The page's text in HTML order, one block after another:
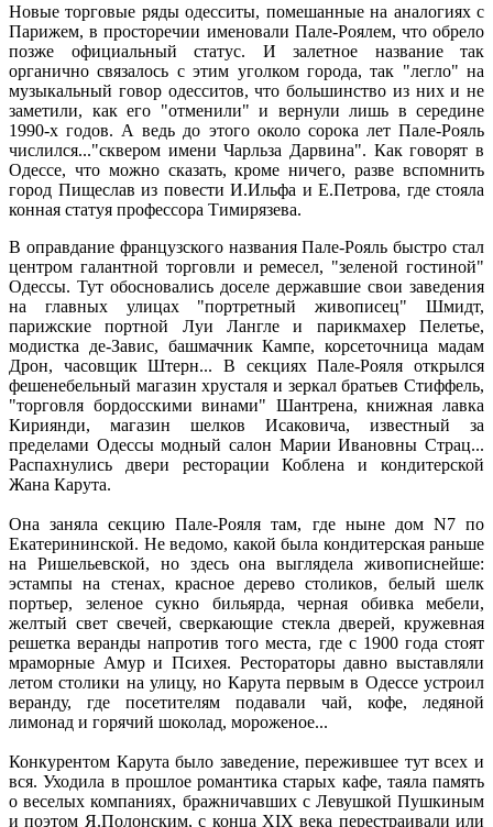
Новые торговые ряды одесситы, помешанные на аналогиях с
Парижем, в просторечии именовали Пале-Роялем, что обрело
позже официальный статус. И залетное название так
органично связалось с этим уголком города, так "легло" на
музыкальный говор одесситов, что большинство из них и не
заметили, как его "отменили" и вернули лишь в середине
1990-х годов. А ведь до этого около сорока лет Пале-Рояль
числился..."сквером имени Чарльза Дарвина". Как говорят в
Одессе, что можно сказать, кроме ничего, разве вспомнить
город Пищеслав из повести И.Ильфа и Е.Петрова, где стояла
конная статуя профессора Тимирязева.
В оправдание французского названия Пале-Рояль быстро стал
центром галантной торговли и ремесел, "зеленой гостиной"
Одессы. Тут обосновались доселе державшие свои заведения
на главных улицах "портретный живописец" Шмидт,
парижские портной Луи Лангле и парикмахер Пелетье,
модистка де-Завис, башмачник Кампе, корсеточница мадам
Дрон, часовщик Штерн... В секциях Пале-Рояля открылся
фешенебельный магазин хрусталя и зеркал братьев Стиффель,
"торговля бордосскими винами" Шантрена, книжная лавка
Кириянди, магазин шелков Исаковича, известный за
пределами Одессы модный салон Марии Ивановны Страц...
Распахнулись двери ресторации Коблена и кондитерской
Жана Карута.
Она заняла секцию Пале-Рояля там, где ныне дом N7 по
Екатерининской. Не ведомо, какой была кондитерская раньше
на Ришельевской, но здесь она выглядела живописнейше:
эстампы на стенах, красное дерево столиков, белый шелк
портьер, зеленое сукно бильярда, черная обивка мебели,
желтый свет свечей, сверкающие стекла дверей, кружевная
решетка веранды напротив того места, где с 1900 года стоят
мраморные Амур и Психея. Рестораторы давно выставляли
летом столики на улицу, но Карута первым в Одессе устроил
веранду, где посетителям подавали чай, кофе, ледяной
лимонад и горячий шоколад, мороженое...
Конкурентом Карута было заведение, пережившее тут всех и
вся. Уходила в прошлое романтика старых кафе, таяла память
о веселых компаниях, бражничавших с Левушкой Пушкиным
и поэтом Я.Полонским, с конца XIX века перестраивали или